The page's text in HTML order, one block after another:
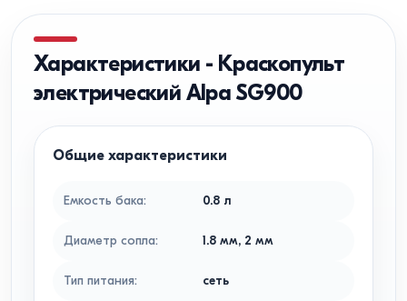
Характеристики - Краскопульт
электрический Alpa SG900
Общие характеристики
Емкость бака: 0.8л
Диаметр сопла: 1.8мм, 2 мм
Тип питания: сеть